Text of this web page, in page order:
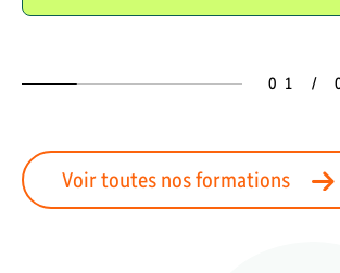
01 /
Voir toutes nos formations